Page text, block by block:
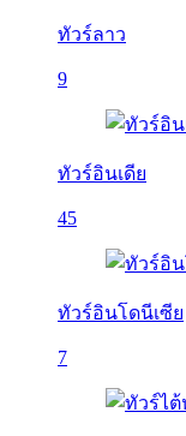
ทัวร์ลาว
9
ทัวร์อินเดีย
45
ทัวร์อินโดนีเซีย
7